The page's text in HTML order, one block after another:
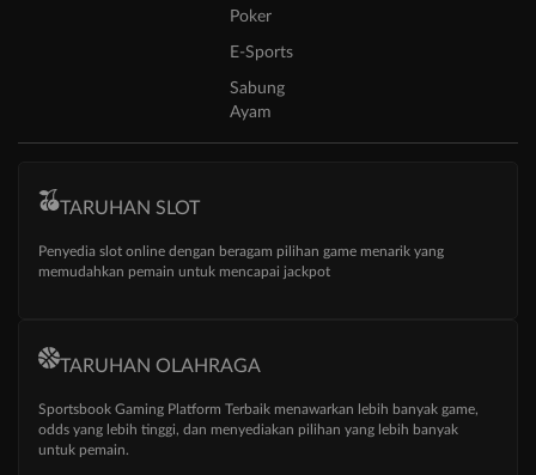
Poker
E-Sports
Sabung
Ayam
TARUHAN SLOT
Penyedia slot online dengan beragam pilihan game menarik yang
memudahkan pemain untuk mencapai jackpot
TARUHAN OLAHRAGA
Sportsbook Gaming Platform Terbaik menawarkan lebih banyak game,
odds yang lebih tinggi, dan menyediakan pilihan yang lebih banyak
untuk pemain.